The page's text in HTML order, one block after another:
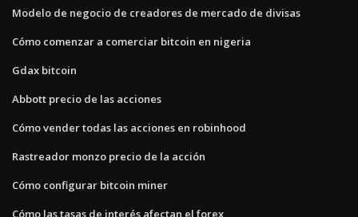
Modelo de negocio de creadores de mercado de divisas
Cómo comenzar a comerciar bitcoin en nigeria
Gdax bitcoin
Abbott precio de las acciones
Cómo vender todas las acciones en robinhood
Rastreador monzo precio de la acción
Cómo configurar bitcoin miner
Cómo las tasas de interés afectan el forex